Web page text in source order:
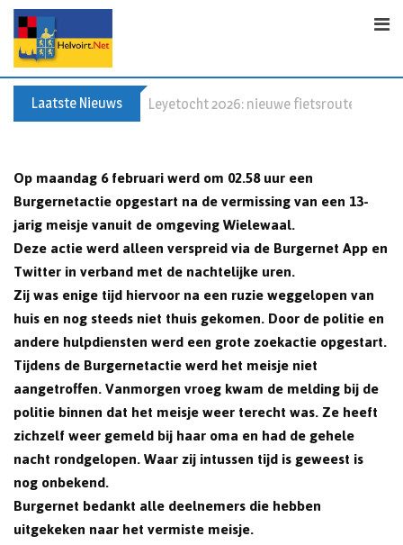
Skip
content
Laatste Nieuws 60+ en nog zin om te voetballen? Kom
Op maandag 6 februari werd om 02.58 uur een
Burgernetactie opgestart na de vermissing van een 13-
jarig meisje vanuit de omgeving Wielewaal.
Deze actie werd alleen verspreid via de Burgernet App en
Twitter in verband met de nachtelijke uren.
Zij was enige tijd hiervoor na een ruzie weggelopen van
huis en nog steeds niet thuis gekomen. Door de politie en
andere hulpdiensten werd een grote zoekactie opgestart.
Tijdens de Burgernetactie werd het meisje niet
aangetroffen. Vanmorgen vroeg kwam de melding bij de
politie binnen dat het meisje weer terecht was. Ze heeft
zichzelf weer gemeld bij haar oma en had de gehele
nacht rondgelopen. Waar zij intussen tijd is geweest is
nog onbekend.
Burgernet bedankt alle deelnemers die hebben
uitgekeken naar het vermiste meisje.